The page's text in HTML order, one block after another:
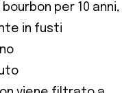
per 10 anni,
in fusti